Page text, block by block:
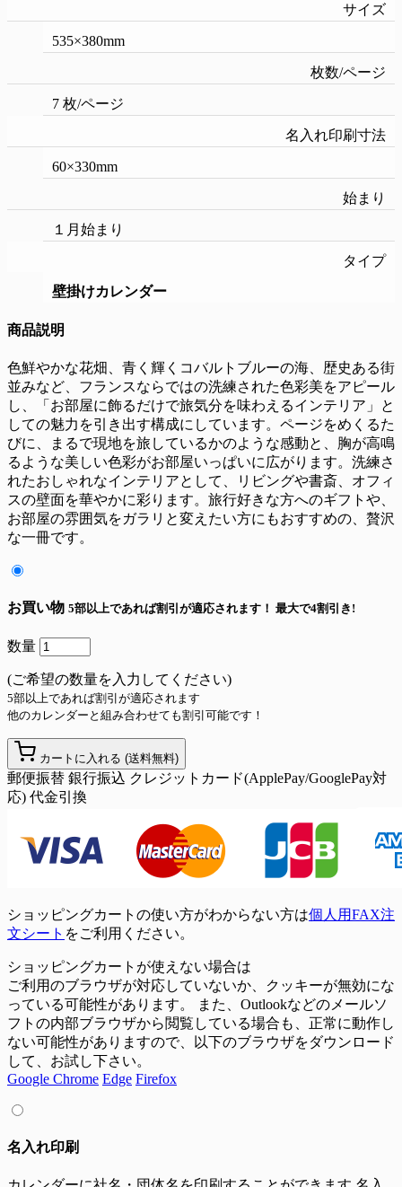
サイズ
535×380mm
枚数/ページ
7 枚/ページ
名入れ印刷寸法
60×330mm
始まり
１月始まり
タイプ
壁掛けカレンダー
商品説明
色鮮やかな花畑、青く輝くコバルトブルーの海、歴史ある街
並みなど、フランスならではの洗練された色彩美をアピール
し、「お部屋に飾るだけで旅気分を味わえるインテリア」と
しての魅力を引き出す構成にしています。ページをめくるた
びに、まるで現地を旅しているかのような感動と、胸が高鳴
るような美しい色彩がお部屋いっぱいに広がります。洗練さ
れたおしゃれなインテリアとして、リビングや書斎、オフィ
スの壁面を華やかに彩ります。旅行好きな方へのギフトや、
お部屋の雰囲気をガラリと変えたい方にもおすすめの、贅沢
な一冊です。
お買い物 5部以上であれば割引が適応されます！ 最大で4割引き!
数量
(ご希望の数量を入力してください)
5部以上であれば割引が適応されます
他のカレンダーと組み合わせても割引可能です！
カートに入れる (送料無料)
郵便振替 銀行振込 クレジットカード(ApplePay/GooglePay対
応) 代金引換
ショッピングカートの使い方がわからない方は個人用FAX注
文シート をご利用ください。
ショッピングカートが使えない場合は
ご利用のブラウザが対応していないか、クッキーが無効にな
っている可能性があります。 また、Outlookなどのメールソ
フトの内部ブラウザから閲覧している場合も、正常に動作し
ない可能性がありますので、以下のブラウザをダウンロード
して、お試し下さい。
Google Chrome Edge Firefox
名入れ印刷